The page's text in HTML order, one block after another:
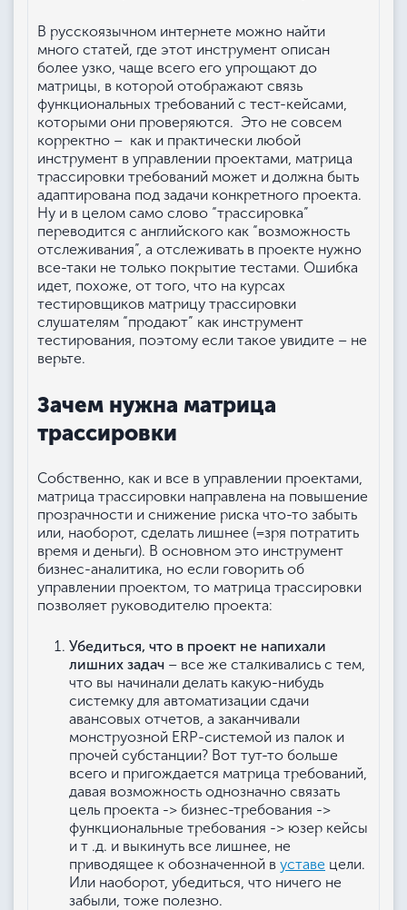
В русскоязычном интернете можно найти
много статей, где этот инструмент описан
более узко, чаще всего его упрощают до
матрицы, в которой отображают связь
функциональных требований с тест-кейсами,
которыми они проверяются. Это не совсем
корректно – как и практически любой
инструмент в управлении проектами, матрица
трассировки требований может и должна быть
адаптирована под задачи конкретного проекта.
Ну и в целом само слово “трассировка”
переводится с английского как “возможность
отслеживания”, а отслеживать в проекте нужно
все-таки не только покрытие тестами. Ошибка
идет, похоже, от того, что на курсах
тестировщиков матрицу трассировки
слушателям “продают” как инструмент
тестирования, поэтому если такое увидите – не
верьте.
Зачем нужна матрица
трассировки
Собственно, как и все в управлении проектами,
матрица трассировки направлена на повышение
прозрачности и снижение риска что-то забыть
или, наоборот, сделать лишнее (=зря потратить
время и деньги). В основном это инструмент
бизнес-аналитика, но если говорить об
управлении проектом, то матрица трассировки
позволяет руководителю проекта:
Убедиться, что в проект не напихали
лишних задач – все же сталкивались с тем,
что вы начинали делать какую-нибудь
системку для автоматизации сдачи
авансовых отчетов, а заканчивали
монструозной ERP-системой из палок и
прочей субстанции? Вот тут-то больше
всего и пригождается матрица требований,
давая возможность однозначно связать
цель проекта -> бизнес-требования ->
функциональные требования -> юзер кейсы
и т .д. и выкинуть все лишнее, не
приводящее к обозначенной в уставе цели.
Или наоборот, убедиться, что ничего не
забыли, тоже полезно.